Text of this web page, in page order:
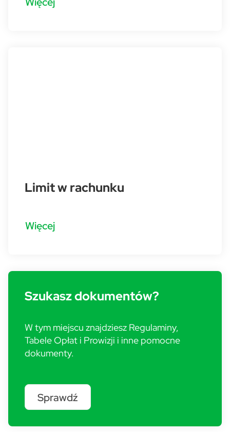
Limit w rachunku
Więcej
Szukasz dokumentów?
W tym miejscu znajdziesz Regulaminy,
Tabele Opłat i Prowizji i inne pomocne
dokumenty.
Sprawdź